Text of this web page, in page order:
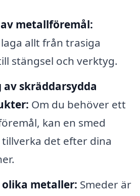
metallföremål:
allt från trasiga
stängsel och verktyg.
skräddarsydda
Om du behöver ett
kan en smed
det efter dina
metaller: Smeder är